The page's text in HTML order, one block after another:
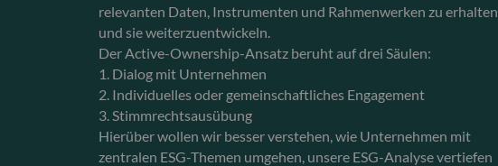
relevanten Daten, Instrumenten und Rahmenwerken zu erhalten
und sie weiterzuentwickeln.
Der Active-Ownership-Ansatz beruht auf drei Säulen:
1. Dialog mit Unternehmen
2. Individuelles oder gemeinschaftliches Engagement
3. Stimmrechtsausübung
Hierüber wollen wir besser verstehen, wie Unternehmen mit
zentralen ESG-Themen umgehen, unsere ESG-Analyse vertiefen